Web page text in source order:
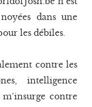
dans une
les débiles.
contre les
intelligence
contre